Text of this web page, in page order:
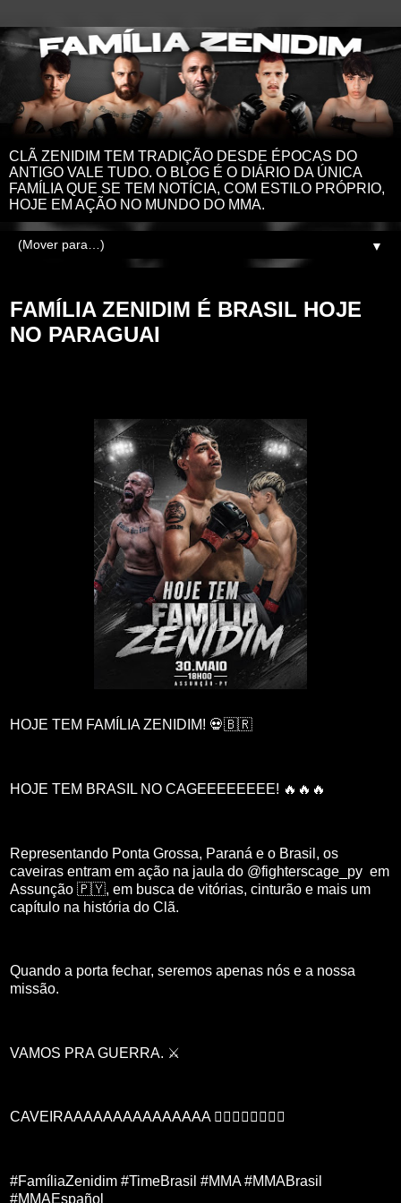
CLÃ ZENIDIM TEM TRADIÇÃO DESDE ÉPOCAS DO
ANTIGO VALE TUDO. O BLOG É O DIÁRIO DA ÚNICA
FAMÍLIA QUE SE TEM NOTÍCIA, COM ESTILO PRÓPRIO,
HOJE EM AÇÃO NO MUNDO DO MMA.
▼
FAMÍLIA ZENIDIM É BRASIL HOJE
NO PARAGUAI
HOJE TEM FAMÍLIA ZENIDIM! 💀🇧🇷
HOJE TEM BRASIL NO CAGEEEEEEEE! 🔥🔥🔥
Representando Ponta Grossa, Paraná e o Brasil, os
caveiras entram em ação na jaula do @fighterscage_py em
Assunção 🇵🇾, em busca de vitórias, cinturão e mais um
capítulo na história do Clã.
Quando a porta fechar, seremos apenas nós e a nossa
missão.
VAMOS PRA GUERRA. ⚔️
CAVEIRAAAAAAAAAAAAAAA 🏴‍☠️🏴‍☠️🏴‍☠️🏴‍☠️
#FamíliaZenidim #TimeBrasil #MMA #MMABrasil
#MMAEspañol